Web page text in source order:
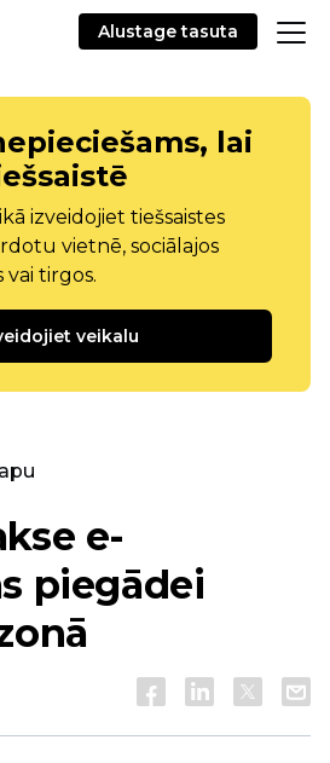
Alustage tasuta
lai
izveidojiet tiešsaistes
vietnē, sociālajos
vai tirgos.
veikalu
e-
piegādei